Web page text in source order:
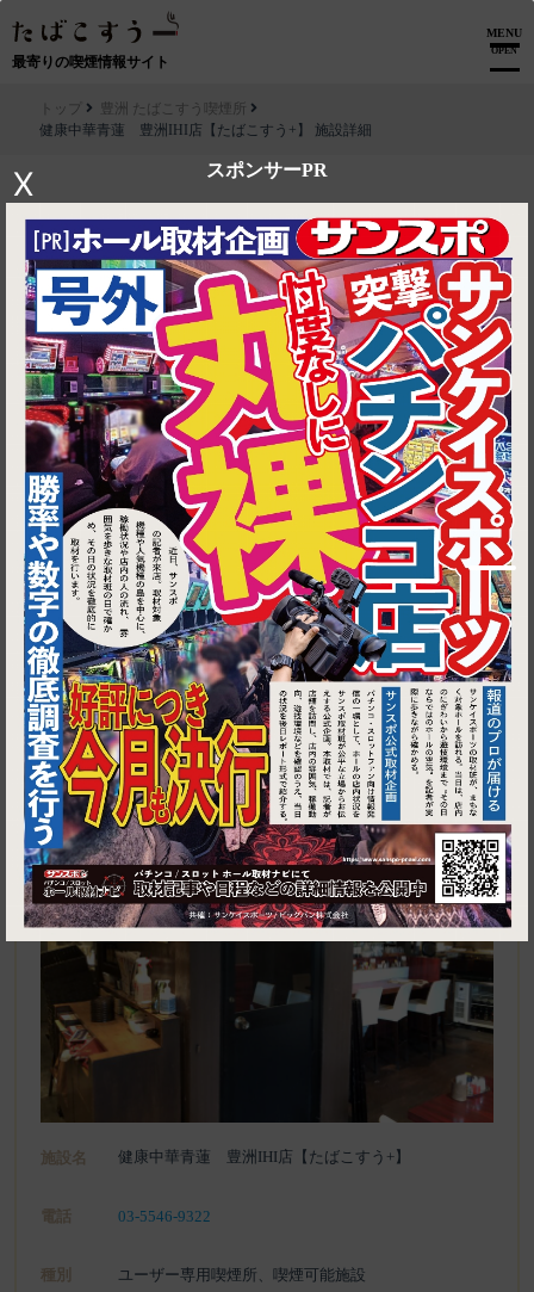
最寄りの喫煙情報サイト
MENU
OPEN
スポンサーPR
X
1
トップ
豊洲 たばこすう喫煙所
健康中華青蓮 豊洲IHI店【たばこすう+】 施設詳細
▶ ルートを見る
豊洲 たばこすう喫煙所│健康中華青蓮 豊洲IHI店【たばこすう+】
東京都江東区豊洲3-1-1 豊洲IHIビル 1F健康中華青蓮
施設名 健康中華青蓮 豊洲IHI店【たばこすう+】
電話 03-5546-9322
種別 ユーザー専用喫煙所、喫煙可能施設